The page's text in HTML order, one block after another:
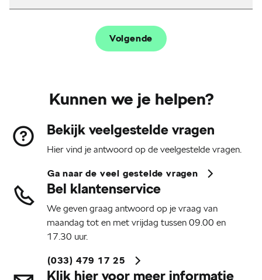
Volgende
Kunnen we je helpen?
Bekijk veelgestelde vragen
Hier vind je antwoord op de veelgestelde vragen.
Ga naar de veel gestelde vragen
Bel klantenservice
We geven graag antwoord op je vraag van
maandag tot en met vrijdag tussen 09.00 en
17.30 uur.
(033) 479 17 25
Klik hier voor meer informatie